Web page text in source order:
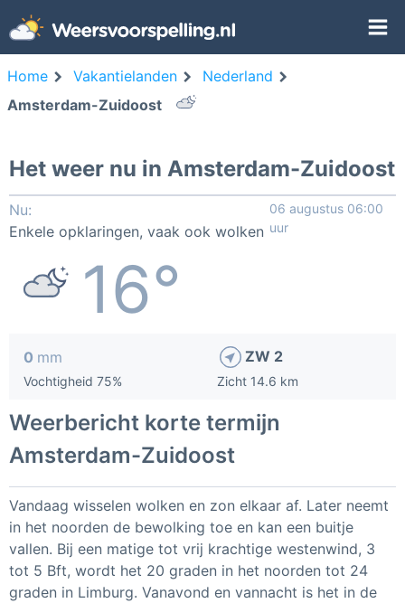
Home Vakantielanden
Nederland
Amsterdam-Zuidoost
Het weer nu in Amsterdam-Zuidoost
Nu:
Enkele opklaringen, vaak ook wolken
06 augustus 06:00
uur
16°
0 mm
Vochtigheid 75%
ZW 2
Zicht 14.6 km
Weerbericht korte termijn
Amsterdam-Zuidoost
Vandaag wisselen wolken en zon elkaar af. Later neemt
in het noorden de bewolking toe en kan een buitje
vallen. Bij een matige tot vrij krachtige westenwind, 3
tot 5 Bft, wordt het 20 graden in het noorden tot 24
graden in Limburg. Vanavond en vannacht is het in de